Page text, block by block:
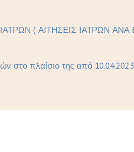
( ΑΙΤΗΣΕΙΣ ΙΑΤΡΩΝ
πλαίσιο της από 10.04.2023